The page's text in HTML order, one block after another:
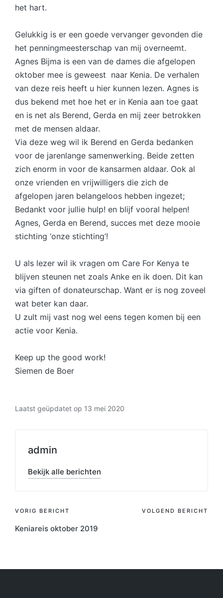
het hart.
Gelukkig is er een goede vervanger gevonden die
het penningmeesterschap van mij overneemt.
Agnes Bijma is een van de dames die afgelopen
oktober mee is geweest naar Kenia. De verhalen
van deze reis heeft u hier kunnen lezen. Agnes is
dus bekend met hoe het er in Kenia aan toe gaat
en is net als Berend, Gerda en mij zeer betrokken
met de mensen aldaar.
Via deze weg wil ik Berend en Gerda bedanken
voor de jarenlange samenwerking. Beide zetten
zich enorm in voor de kansarmen aldaar. Ook al
onze vrienden en vrijwilligers die zich de
afgelopen jaren belangeloos hebben ingezet;
Bedankt voor jullie hulp! en blijf vooral helpen!
Agnes, Gerda en Berend, succes met deze mooie
stichting ‘onze stichting’!
U als lezer wil ik vragen om Care For Kenya te
blijven steunen net zoals Anke en ik doen. Dit kan
via giften of donateurschap. Want er is nog zoveel
wat beter kan daar.
U zult mij vast nog wel eens tegen komen bij een
actie voor Kenia.
Keep up the good work!
Siemen de Boer
Laatst geüpdatet op 13 mei 2020
admin
Bekijk alle berichten
Bericht
navigatie
VORIG BERICHT
Keniareis oktober 2019
VOLGEND BERICHT